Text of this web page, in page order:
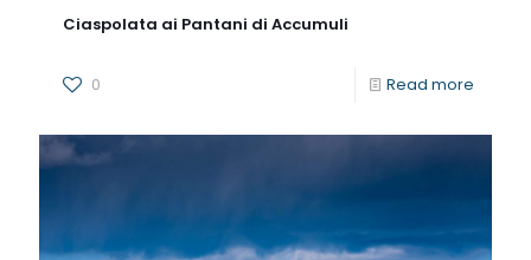
Ciaspolata ai Pantani di Accumuli
0 Read more